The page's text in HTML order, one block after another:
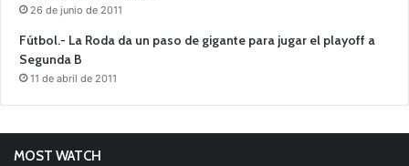
26 de junio de 2011
Fútbol.- La Roda da un paso de gigante para jugar el playoff a
Segunda B
11 de abril de 2011
MOST WATCH